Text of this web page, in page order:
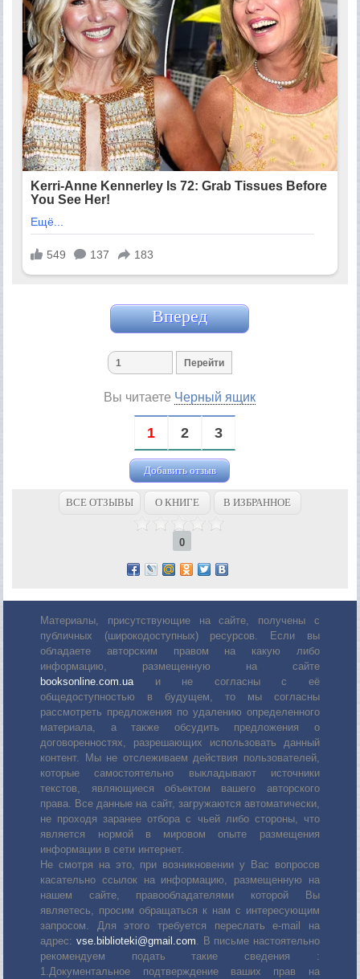
Вперед
Вы читаете Черный ящик
1 2 3
Добавить отзыв
ВСЕ ОТЗЫВЫ О КНИГЕ В ИЗБРАННОЕ
0
Материалы, присутствующие на сайте, получены с
публичных (широкодоступных) ресурсов. Если вы
обладаете авторским правом на какую либо
информацию, размещенную на сайте
booksonline.com.uaи не согласны с её
общедоступностью в будущем, то мы согласны
рассмотреть предложения по удалению определенного
материала, а также обсудить предложения о
договоренностях, разрешающих использовать данный
контент. Мы не отслеживаем действия пользователей,
которые самостоятельно выкладывают источники
текстов, являющиеся объектом вашего авторского
права. Все данные на сайт, загружаются автоматически,
не проходя заранее отбора с чьей либо стороны, что
является нормой в мировом опыте размещения
информации в сети интернет.
Не смотря на это, при возникновении у Вас вопросов
касательно ссылок на информацию, размещенную на
нашем сайте, правообладателями которой Вы
являетесь, просим обращаться к нам с интересующим
запросом. Для этого требуется переслать е-mail на
адрес: vse.biblioteki@gmail.com. В письме настоятельно
рекомендуем подать такие сведения :
1.Документальное подтверждение ваших прав на